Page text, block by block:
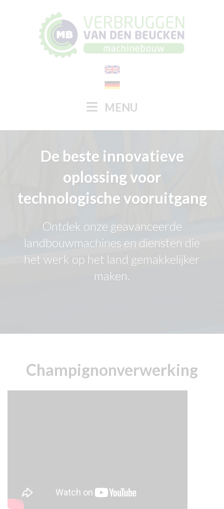
MENU
De beste innovatieve
oplossing voor
technologische vooruitgang
Ontdek onze geavanceerde
landbouwmachines en diensten die
het werk op het land gemakkelijker
maken.
Champignonverwerking